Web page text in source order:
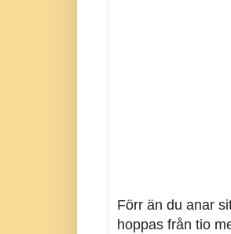
Förr än du anar
hoppas från tio